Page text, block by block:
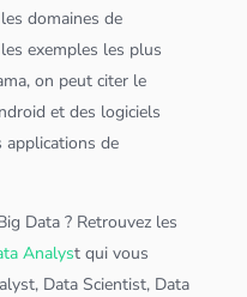
domaines de
exemples les plus
on peut citer le
et des logiciels
applications de
Data ? Retrouvez les
Analyst qui vous
, Data Scientist, Data